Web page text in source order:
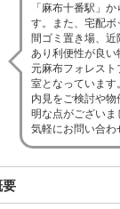
「麻布十番駅」
す。また、宅配
間ゴミ置き場、
あり利便性が良い
元麻布フォレスト
室となっています。
内見をご検討や
明な点がござい
気軽にお問い合わ
要